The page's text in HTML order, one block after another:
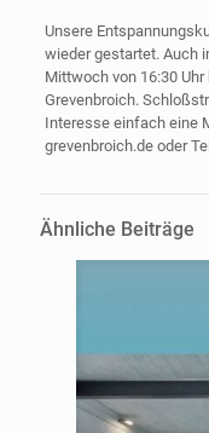
Unsere
wieder gestartet. Auch
Mittwoch von 16:30
Grevenbroich.
Interesse einfach eine
grevenbroich.de oder
Ähnliche Beiträge